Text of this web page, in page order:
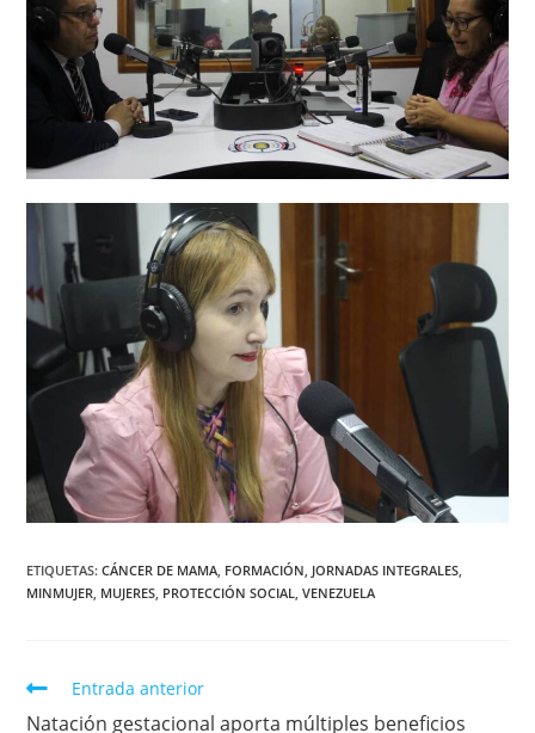
ETIQUETAS:CÁNCER DE MAMA, FORMACIÓN, JORNADAS INTEGRALES,
MINMUJER, MUJERES, PROTECCIÓN SOCIAL, VENEZUELA
Entrada anterior
Natación gestacional aporta múltiples beneficios